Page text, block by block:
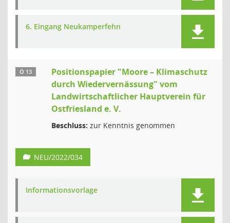
6. Eingang Neukamperfehn
Ö 13
Positionspapier "Moore – Klimaschutz
durch Wiedervernässung" vom
Landwirtschaftlicher Hauptverein für
Ostfriesland e. V.
Beschluss: zur Kenntnis genommen
NEU/2022/034
Informationsvorlage